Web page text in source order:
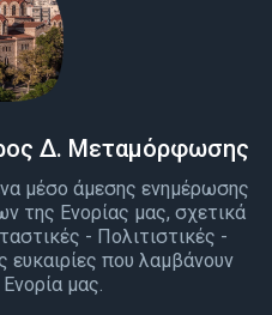
Created In 2021
Δ. Μεταμόρφωσης
μέσο άμεσης ενημέρωσης
της Ενορίας μας, σχετικά
- Πολιτιστικές -
ευκαιρίες που λαμβάνουν
μας.